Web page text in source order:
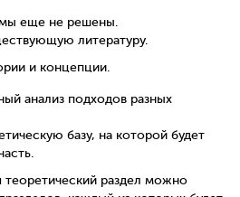
еще не решены.
литературу.
и концепции.
анализ подходов разных
базу, на которой будет
теоретический раздел можно